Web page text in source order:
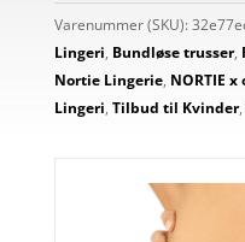
Varenummer (SKU):
Lingeri, Bundløse trusser,
Nortie Lingerie, NORTIE x
Lingeri, Tilbud til Kvinder,